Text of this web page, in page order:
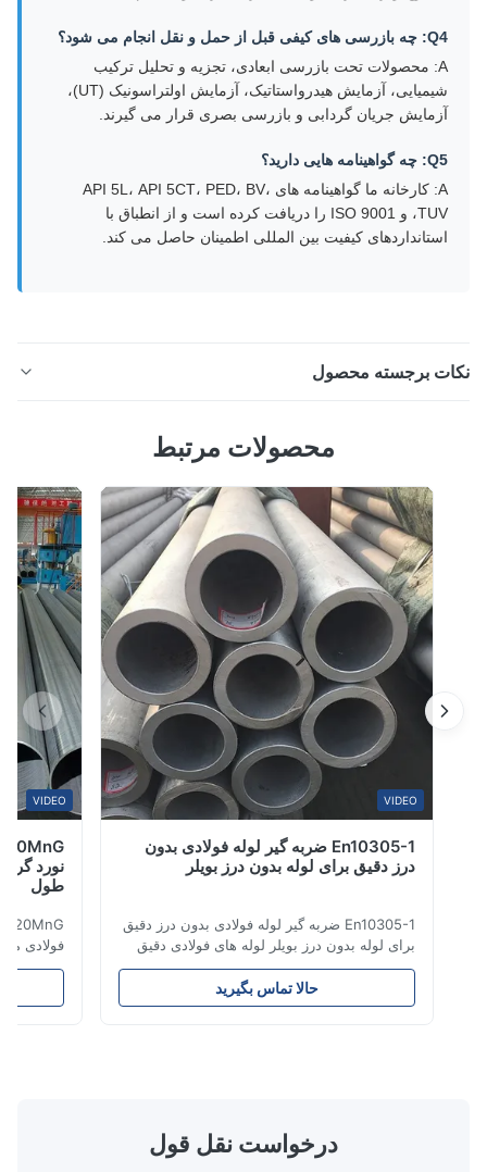
A: محصولات تحت بازرسی ابعادی، تجزیه و تحلیل ترکیب
شیمیایی، آزمایش هیدرواستاتیک، آزمایش اولتراسونیک (UT)،
آزمایش جریان گردابی و بازرسی بصری قرار می گیرند.
A: کارخانه ما گواهینامه های API 5L، API 5CT، PED، BV،
TUV، و ISO 9001 را دریافت کرده است و از انطباق با
استانداردهای کیفیت بین المللی اطمینان حاصل می کند.
برجسته محصول
و کاربردهای سازه بررسی اجمالی محصول لوله فولادی کربن
تولید می شود که استحکام، مقاومت فشاری و دوام
برتر را ارائه می دهد. این لوله ها به طور گسترده در حمل و
نقل نفت و گاز، مبدل های حرار...
محصولات مرتبط
En10305-1 ضربه گیر لوله فولادی بدون
درز دقیق برای لوله بدون درز بویلر
En10305-1 ضربه گیر لوله فولادی بدون درز دقیق
برای لوله بدون درز بویلر لوله های فولادی دقیق
بدون درز برای استفاده در سیستم های هیدرولیک،
خودرو و قطعات ماشین آلات دقیق برای اتومبیل و
سیلندر. نام محصول لوله فولادی بدون درز مواد
حالا تماس بگیرید
VIDEO
شامل حمل و
نفت، ترافیک
درخواست نقل قول